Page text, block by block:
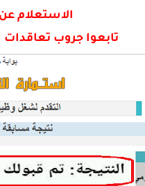
الاستعلام
تابعوا جروب تعاقدات